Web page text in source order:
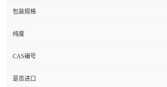
包装规格
纯度
CAS编号
是否进口